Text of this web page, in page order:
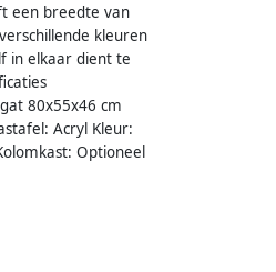
een breedte van
kleuren
in elkaar dient te
80x55x46 cm
Acryl Kleur:
Optioneel